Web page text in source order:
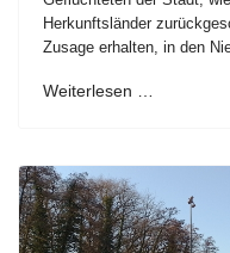
Herkunftsländer
Zusage erhalten, in den
Weiterlesen …